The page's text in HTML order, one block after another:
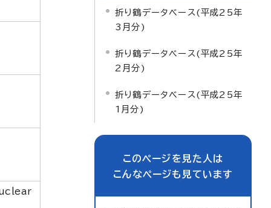
折り鶴データベース(平成25年
3月分)
折り鶴データベース(平成25年
2月分)
折り鶴データベース(平成25年
1月分)
このページを見た人は
こんなページも見ています